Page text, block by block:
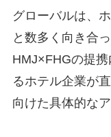
グローバルは、
と数多く向き合
HMJ×FHGの提
るホテル企業が
向けた具体的な